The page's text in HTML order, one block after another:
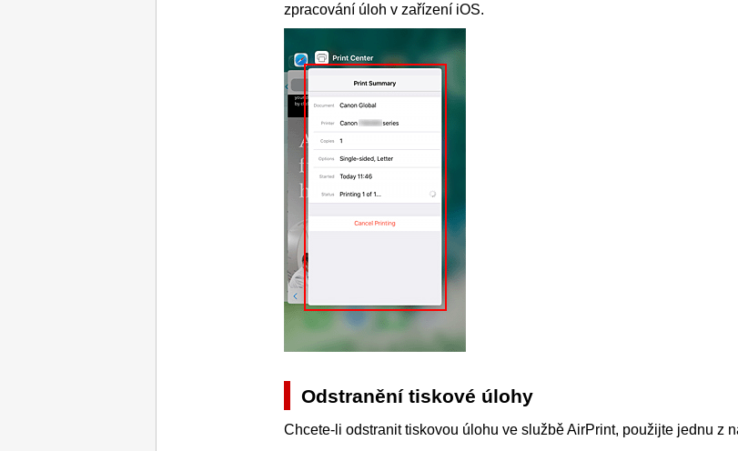
zpracování úloh v zařízení iOS.
Odstranění tiskové úlohy
Chcete-li odstranit tiskovou úlohu ve služběAirPrint, použijte jednu z